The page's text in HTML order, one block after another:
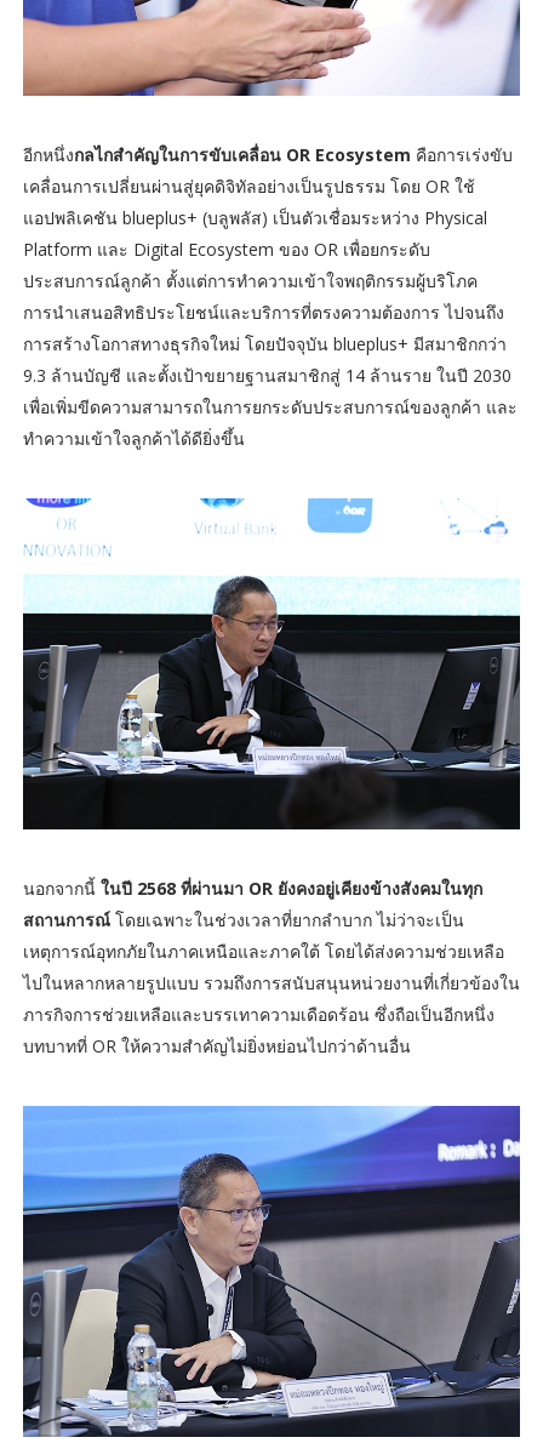
อีกหนึ่งกลไกสำคัญในการขับเคลื่อน OR Ecosystem คือการเร่งขับ
เคลื่อนการเปลี่ยนผ่านสู่ยุคดิจิทัลอย่างเป็นรูปธรรม โดย OR ใช้
แอปพลิเคชัน blueplus+ (บลูพลัส) เป็นตัวเชื่อมระหว่าง Physical
Platform และ Digital Ecosystem ของ OR เพื่อยกระดับ
ประสบการณ์ลูกค้า ตั้งแต่การทำความเข้าใจพฤติกรรมผู้บริโภค
การนำเสนอสิทธิประโยชน์และบริการที่ตรงความต้องการ ไปจนถึง
การสร้างโอกาสทางธุรกิจใหม่ โดยปัจจุบัน blueplus+ มีสมาชิกกว่า
9.3 ล้านบัญชี และตั้งเป้าขยายฐานสมาชิกสู่ 14 ล้านราย ในปี 2030
เพื่อเพิ่มขีดความสามารถในการยกระดับประสบการณ์ของลูกค้า และ
ทำความเข้าใจลูกค้าได้ดียิ่งขึ้น
นอกจากนี้ในปี 2568 ที่ผ่านมา OR ยังคงอยู่เคียงข้างสังคมในทุก
สถานการณ์โดยเฉพาะในช่วงเวลาที่ยากลำบาก ไม่ว่าจะเป็น
เหตุการณ์อุทกภัยในภาคเหนือและภาคใต้ โดยได้ส่งความช่วยเหลือ
ไปในหลากหลายรูปแบบ รวมถึงการสนับสนุนหน่วยงานที่เกี่ยวข้องใน
ภารกิจการช่วยเหลือและบรรเทาความเดือดร้อน ซึ่งถือเป็นอีกหนึ่ง
บทบาทที่ OR ให้ความสำคัญไม่ยิ่งหย่อนไปกว่าด้านอื่น